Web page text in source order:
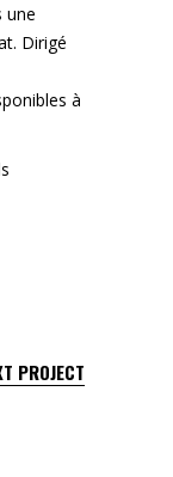
une
Dirigé
à
PROJECT